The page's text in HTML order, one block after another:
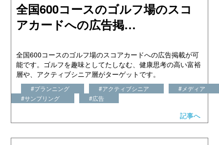
全国600コースのゴルフ場のスコ
アカードへの広告掲…
全国600コースのゴルフ場のスコアカードへの広告掲載が可
能です。ゴルフを趣味としてたしなむ、健康思考の高い富裕
層や、アクティブシニア層がターゲットです。
#プランニング #アクティブシニア
#メディア
#サンプリング
#広告
記事へ